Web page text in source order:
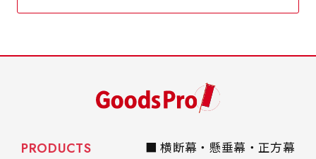
PRODUCTS
■ 横断幕・懸垂幕・正方幕